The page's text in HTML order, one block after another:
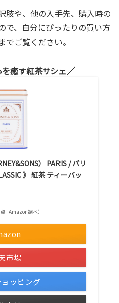
肢や、他の入手先、購入時の
で、自分にぴったりの買い方
ご覧ください。
癒す紅茶サシェ
） PARIS / パリ
》 紅茶 ティーバッ
| Amazon調べ）
市場
ッピング